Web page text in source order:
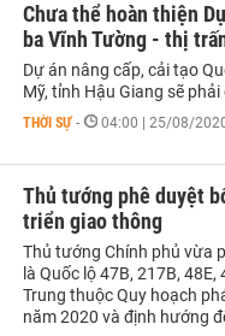
Chưa thể hoàn thiện
ba Vĩnh Tường - thị
Dự án nâng cấp, cải tạo
Mỹ, tỉnh Hậu Giang sẽ
THỜI SỰ - 04:00 | 25/08/
Thủ tướng phê duyệt
triển giao thông
Thủ tướng Chính phủ vừa
là Quốc lộ 47B, 217B,
Trung thuộc Quy hoạch
năm 2020 và định hướng